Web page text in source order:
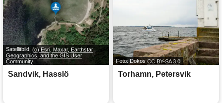
Satellitbild: (c) Esri, Maxar, Earthstar
Geographics, and the GIS User
Community
Sandvik, Hasslö
Foto: DokosCC BY-SA 3.0
Torhamn, Petersvik